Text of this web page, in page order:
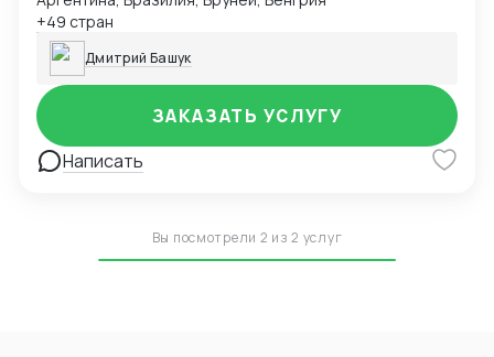
+49 стран
Дмитрий Башук
Написать
ЗАКАЗАТЬ УСЛУГУ
Вы посмотрели 2 из 2 услуг